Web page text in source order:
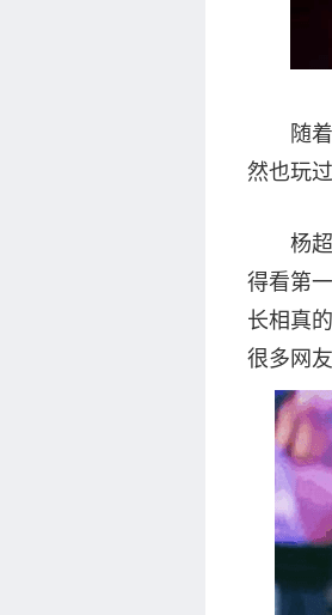
随着节
然也玩
杨超越
得看第
长相真
很多网